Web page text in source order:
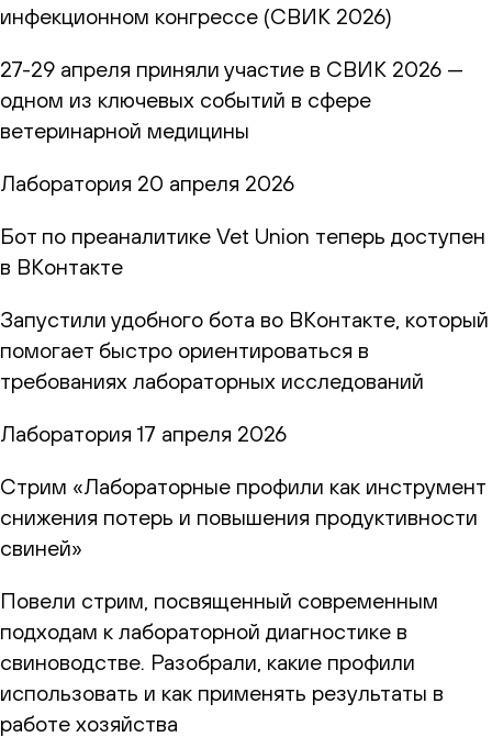
инфекционном конгрессе (СВИК 2026)
27-29 апреля приняли участие в СВИК 2026 —
одном из ключевых событий в сфере
ветеринарной медицины
Лаборатория 20 апреля 2026
Бот по преаналитике Vet Union теперь доступен
в ВКонтакте
Запустили удобного бота во ВКонтакте, который
помогает быстро ориентироваться в
требованиях лабораторных исследований
Лаборатория 17 апреля 2026
Стрим «Лабораторные профили как инструмент
снижения потерь и повышения продуктивности
свиней»
Повели стрим, посвященный современным
подходам к лабораторной диагностике в
свиноводстве. Разобрали, какие профили
использовать и как применять результаты в
работе хозяйства